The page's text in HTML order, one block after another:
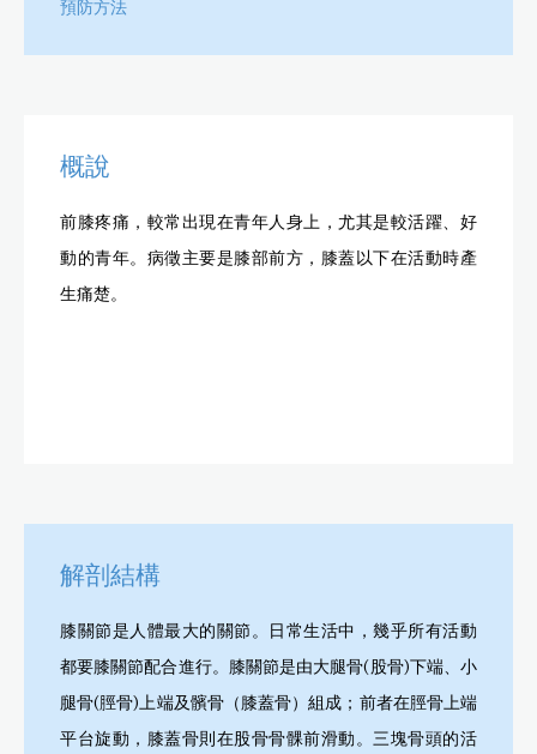
預防方法
概說
前膝疼痛，較常出現在青年人身上，尤其是較活躍、好
動的青年。病徵主要是膝部前方，膝蓋以下在活動時產
生痛楚。
解剖結構
膝關節是人體最大的關節。日常生活中，幾乎所有活動
都要膝關節配合進行。膝關節是由大腿骨(股骨)下端、小
腿骨(脛骨)上端及髕骨（膝蓋骨）組成；前者在脛骨上端
平台旋動，膝蓋骨則在股骨骨髁前滑動。三塊骨頭的活